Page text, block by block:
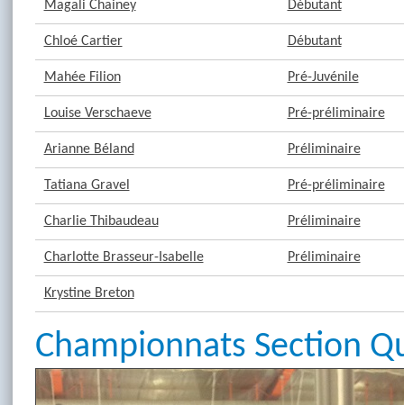
Magali Chainey Débutant
Chloé Cartier Débutant
Mahée Filion Pré-Juvénile
Louise Verschaeve Pré-préliminaire
Arianne Béland Préliminaire
Tatiana Gravel Pré-préliminaire
Charlie Thibaudeau Préliminaire
Charlotte Brasseur-Isabelle Préliminaire
Krystine Breton
Championnats Section